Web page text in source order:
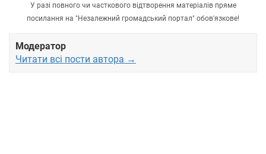
У разі повного чи часткового відтворення матеріалів пряме
посилання на "Незалежний громадський портал" обов'язкове!
Модератор
Читати всі пости автора →